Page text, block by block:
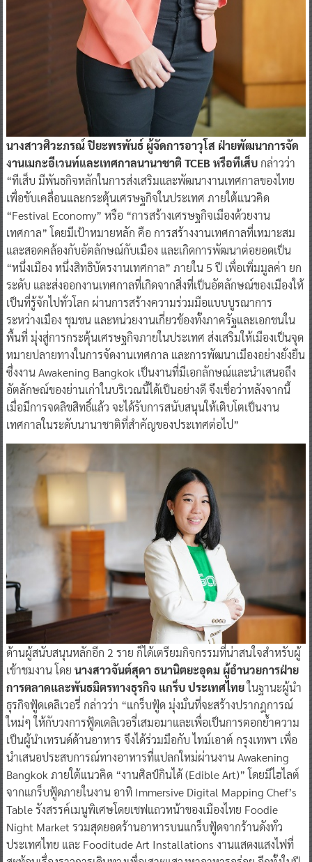
นางสาวศิวะภรณ์ ปิยะพรพันธ์ ผู้จัดการอาวุโส ฝ่ายพัฒนาการจัด
งานเมกะอีเวนท์และเทศกาลนานาชาติ TCEB หรือทีเส็บกล่าวว่า
“ทีเส็บ มีพันธกิจหลักในการส่งเสริมและพัฒนางานเทศกาลของไทย
เพื่อขับเคลื่อนและกระตุ้นเศรษฐกิจในประเทศ ภายใต้แนวคิด
“Festival Economy” หรือ “การสร้างเศรษฐกิจเมืองด้วยงาน
เทศกาล” โดยมีเป้าหมายหลัก คือ การสร้างงานเทศกาลที่เหมาะสม
และสอดคล้องกับอัตลักษณ์กับเมือง และเกิดการพัฒนาต่อยอดเป็น
“หนึ่งเมือง หนึ่งสิทธิบัตรงานเทศกาล” ภายใน 5 ปี เพื่อเพิ่มมูลค่า ยก
ระดับ และส่งออกงานเทศกาลที่เกิดจากสิ่งที่เป็นอัตลักษณ์ของเมืองให้
เป็นที่รู้จักไปทั่วโลก ผ่านการสร้างความร่วมมือแบบบูรณาการ
ระหว่างเมือง ชุมชน และหน่วยงานเกี่ยวข้องทั้งภาครัฐและเอกชนใน
พื้นที่ มุ่งสู่การกระตุ้นเศรษฐกิจภายในประเทศ ส่งเสริมให้เมืองเป็นจุด
หมายปลายทางในการจัดงานเทศกาล และการพัฒนาเมืองอย่างยั่งยืน
ซึ่งงาน Awakening Bangkok เป็นงานที่มีเอกลักษณ์และนำเสนอถึง
อัตลักษณ์ของย่านเก่าในบริเวณนี้ได้เป็นอย่างดี จึงเชื่อว่าหลังจากนี้
เทศกาลในระดับนานาชาติที่สำคัญของประเทศต่อไป”
ด้านผู้สนับสนุนหลักอีก 2 ราย ก็ได้เตรียมกิจกรรมที่น่าสนใจสำหรับผู้
เข้าชมงาน โดยนางสาวจันต์สุดา ธนานิตยะอุดม ผู้อํานวยการฝ่าย
การตลาดและพันธมิตรทางธุรกิจ แกร็บ ประเทศไทยในฐานะผู้นำ
ธุรกิจฟู้ดเดลิเวอรี่ กล่าวว่า “แกร็บฟู้ด มุ่งมั่นที่จะสร้างปรากฎการณ์
ใหม่ๆ ให้กับวงการฟู้ดเดลิเวอรี่เสมอมาและเพื่อเป็นการตอกย้ำความ
เป็นผู้นำเทรนด์ด้านอาหาร จึงได้ร่วมมือกับ ไทม์เอาต์ กรุงเทพฯ เพื่อ
นำเสนอประสบการณ์ทางอาหารที่แปลกใหม่ผ่านงาน Awakening
Bangkok ภายใต้แนวคิด “งานศิลป์กินได้ (Edible Art)” โดยมีไฮไลต์
จากแกร็บฟู้ดภายในงาน อาทิ Immersive Digital Mapping Chef’s
Table รังสรรค์เมนูพิเศษโดยเชฟแถวหน้าของเมืองไทย Foodie
Night Market รวมสุดยอดร้านอาหารบนแกร็บฟู้ดจากร้านดังทั่ว